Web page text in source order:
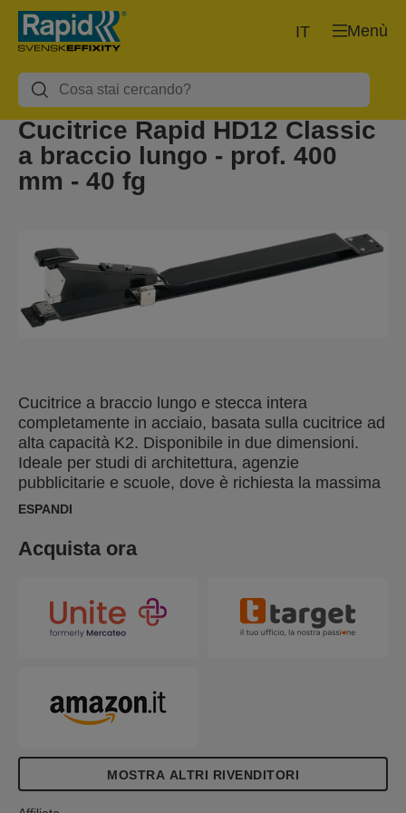
Menù
IT
Cucitrice Rapid HD12 Classic
a braccio lungo - prof. 400
mm - 40 fg
Cucitrice a braccio lungo e stecca intera
completamente in acciaio, basata sulla cucitrice ad
alta capacità K2. Disponibile in due dimensioni.
Ideale per studi di architettura, agenzie
pubblicitarie e scuole, dove è richiesta la massima
profondità di cucitura.
ESPANDI
Acquista ora
MOSTRA ALTRI RIVENDITORI